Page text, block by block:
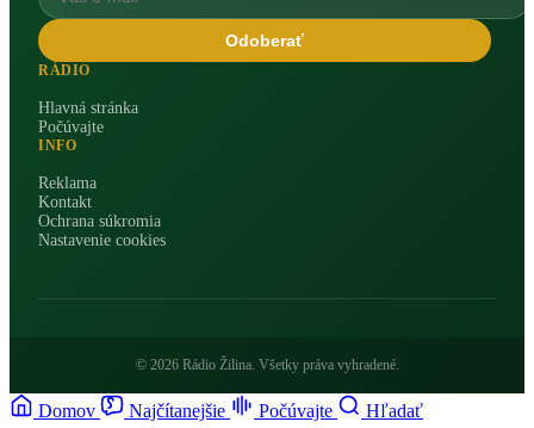
Odoberať
RÁDIO
Hlavná stránka
Počúvajte
INFO
Reklama
Kontakt
Ochrana súkromia
Nastavenie cookies
© 2026 Rádio Žilina. Všetky práva vyhradené.
Domov Najčítanejšie Počúvajte Hľadať